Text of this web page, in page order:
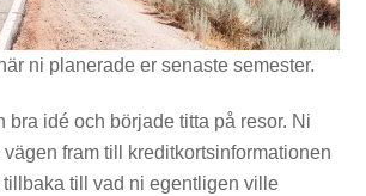
ni planerade er senaste semester.
bra idé och började titta på resor. Ni
fram till kreditkortsinformationen
till vad ni egentligen ville